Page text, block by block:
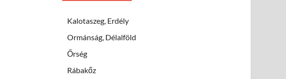
Kalotaszeg, Erdély
Ormánság, Délalföld
Őrség
Rábakőz